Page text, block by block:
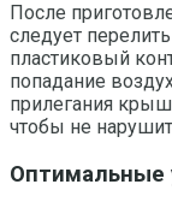
После
следует
пластиковый
попадание
прилегания
чтобы не
Оптимальные